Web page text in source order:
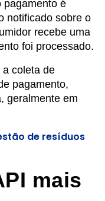
pagamento é
notificado sobre o
recebe uma
foi processado.
a coleta de
pagamento,
geralmente em
de resíduos
mais